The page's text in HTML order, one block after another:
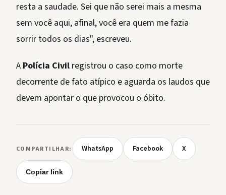
resta a saudade. Sei que não serei mais a mesma
sem você aqui, afinal, você era quem me fazia
sorrir todos os dias", escreveu.
A Polícia Civil registrou o caso como morte
decorrente de fato atípico e aguarda os laudos que
devem apontar o que provocou o óbito.
COMPARTILHAR: WhatsApp Facebook X
Copiar link